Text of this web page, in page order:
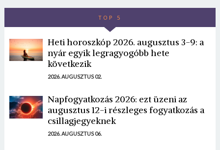
TOP 5
Heti horoszkóp 2026. augusztus 3-9: a
nyár egyik legragyogóbb hete
következik
2026. AUGUSZTUS 02.
Napfogyatkozás 2026: ezt üzeni az
augusztus 12-i részleges fogyatkozás a
csillagjegyeknek
2026. AUGUSZTUS 06.